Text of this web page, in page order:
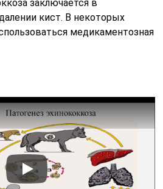
заключается в
кист. В некоторых
медикаментозная